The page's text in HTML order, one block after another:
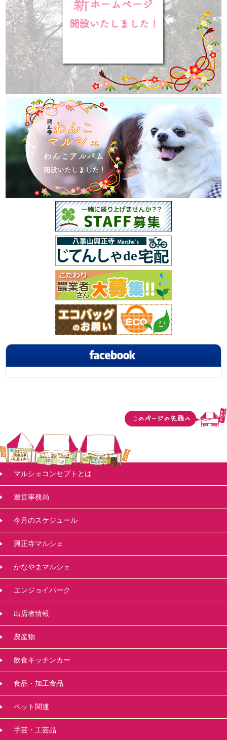
マルシェコンセプトとは
運営事務局
今月のスケジュール
興正寺マルシェ
かなやまマルシェ
エンジョイパーク
出店者情報
農産物
飲食キッチンカー
食品・加工食品
ペット関連
手芸・工芸品